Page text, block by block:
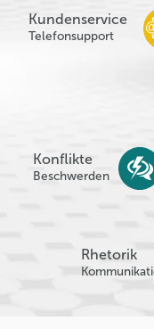
Kundenservice
Telefonsupport
Konflikte
Beschwerden
Rhetorik